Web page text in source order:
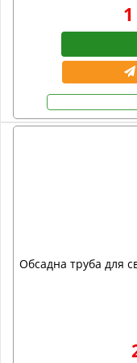
Обсадна труба для